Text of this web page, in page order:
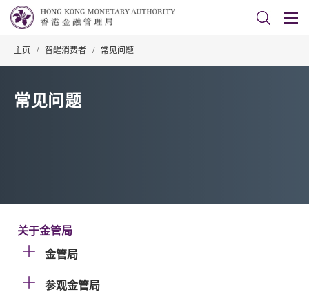
主页 / 智醒消费者 / 常见问题
常见问题
关于金管局
金管局
参观金管局